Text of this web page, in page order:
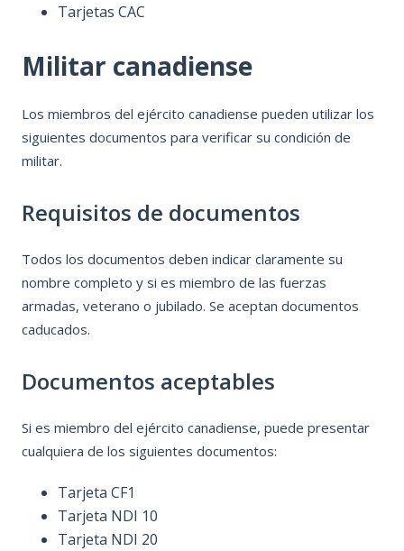
Tarjetas CAC
Militar canadiense
Los miembros del ejército canadiense pueden utilizar los
siguientes documentos para verificar su condición de
militar.
Requisitos de documentos
Todos los documentos deben indicar claramente su
nombre completo y si es miembro de las fuerzas
armadas, veterano o jubilado. Se aceptan documentos
caducados.
Documentos aceptables
Si es miembro del ejército canadiense, puede presentar
cualquiera de los siguientes documentos:
Tarjeta CF1
Tarjeta NDI 10
Tarjeta NDI 20